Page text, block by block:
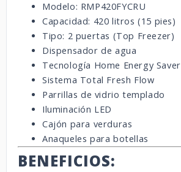
Modelo: RMP420FYCRU
Capacidad: 420 litros (15 pies)
Tipo: 2 puertas (Top Freezer)
Dispensador de agua
Tecnología Home Energy Saver
Sistema Total Fresh Flow
Parrillas de vidrio templado
Iluminación LED
Cajón para verduras
Anaqueles para botellas
BENEFICIOS: